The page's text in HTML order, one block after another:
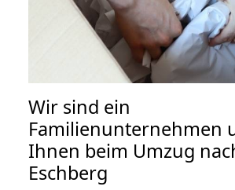
Wir sind ein
Familienunternehmen
Ihnen beim Umzug
Eschberg